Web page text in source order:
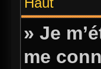
» Je
me